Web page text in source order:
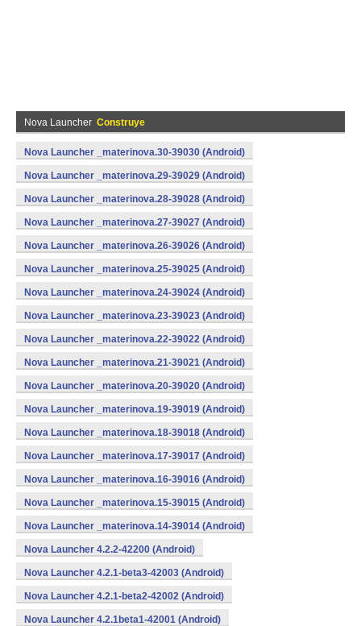
Nova Launcher Construye
Nova Launcher _materinova.30-39030 (Android)
Nova Launcher _materinova.29-39029 (Android)
Nova Launcher _materinova.28-39028 (Android)
Nova Launcher _materinova.27-39027 (Android)
Nova Launcher _materinova.26-39026 (Android)
Nova Launcher _materinova.25-39025 (Android)
Nova Launcher _materinova.24-39024 (Android)
Nova Launcher _materinova.23-39023 (Android)
Nova Launcher _materinova.22-39022 (Android)
Nova Launcher _materinova.21-39021 (Android)
Nova Launcher _materinova.20-39020 (Android)
Nova Launcher _materinova.19-39019 (Android)
Nova Launcher _materinova.18-39018 (Android)
Nova Launcher _materinova.17-39017 (Android)
Nova Launcher _materinova.16-39016 (Android)
Nova Launcher _materinova.15-39015 (Android)
Nova Launcher _materinova.14-39014 (Android)
Nova Launcher 4.2.2-42200 (Android)
Nova Launcher 4.2.1-beta3-42003 (Android)
Nova Launcher 4.2.1-beta2-42002 (Android)
Nova Launcher 4.2.1beta1-42001 (Android)